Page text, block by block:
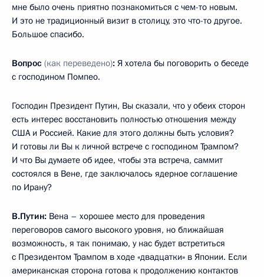
мне было очень приятно познакомиться с чем-то новым.
И это не традиционный визит в столицу, это что-то другое.
Большое спасибо.
Вопрос (как переведено): Я хотела бы поговорить о беседе
с господином Помпео.
Господин Президент Путин, Вы сказали, что у обеих сторон
есть интерес восстановить полностью отношения между
США и Россией. Какие для этого должны быть условия?
И готовы ли Вы к личной встрече с господином Трампом?
И что Вы думаете об идее, чтобы эта встреча, саммит
состоялся в Вене, где заключалось ядерное соглашение
по Ирану?
В.Путин: Вена – хорошее место для проведения
переговоров самого высокого уровня, но ближайшая
возможность, я так понимаю, у нас будет встретиться
с Президентом Трампом в ходе «двадцатки» в Японии. Если
американская сторона готова к продолжению контактов